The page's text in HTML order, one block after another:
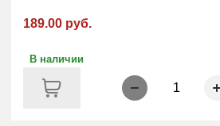
189.00 руб.
В наличии
1